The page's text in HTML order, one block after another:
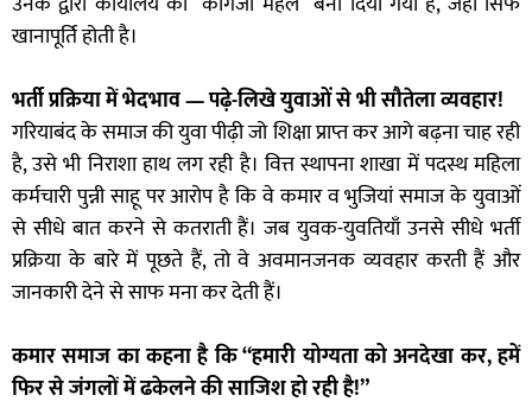
खानापूर्ति होती है।
भर्ती प्रक्रिया में भेदभाव — पढ़े-लिखे युवाओं से भी सौतेला व्यवहार!
गरियाबंद के समाज की युवा पीढ़ी जो शिक्षा प्राप्त कर आगे बढ़ना चाह रही
है, उसे भी निराशा हाथ लग रही है। वित्त स्थापना शाखा में पदस्थ महिला
कर्मचारी पुन्नी साहू पर आरोप है कि वे कमार व भुजियां समाज के युवाओं
से सीधे बात करने से कतराती हैं। जब युवक-युवतियाँ उनसे सीधे भर्ती
प्रक्रिया के बारे में पूछते हैं, तो वे अवमानजनक व्यवहार करती हैं और
जानकारी देने से साफ मना कर देती हैं।
कमार समाज का कहना है कि “हमारी योग्यता को अनदेखा कर, हमें
फिर से जंगलों में ढकेलने की साजिश हो रही है!”